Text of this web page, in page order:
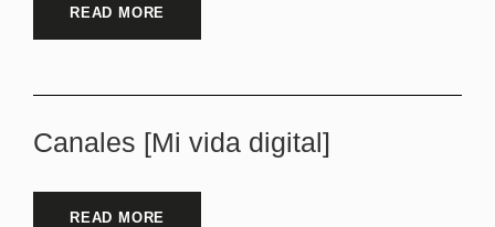
READ MORE
Canales [Mi vida digital]
READ MORE